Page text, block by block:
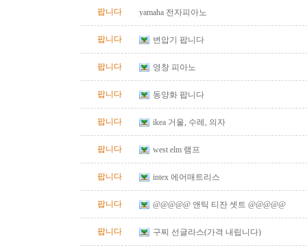
팝니다 yamaha 전자피아노
팝니다 변압기 팝니다
팝니다 영창 피아노
팝니다 동양화 팝니다
팝니다 ikea 거울, 수레, 의자
팝니다 west elm 램프
팝니다 intex 에어매트리스
팝니다 @@@@@ 앤틱 티잔 셋트 @@@@@
팝니다 구찌 선글라스(가격 내립니다)